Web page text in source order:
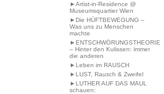
►Artist-in-Residence @
Museumsquartier Wien
►Die HÜFTBEWEGUNG –
Was uns zu Menschen
machte
►ENTSCHWÖRUNGSTHEORIE
– Hinter den Kulissen: immer
die anderen
►Leben im RAUSCH
►LUST, Rausch & Zweifel
►LUTHER AUF DAS MAUL
schauen: